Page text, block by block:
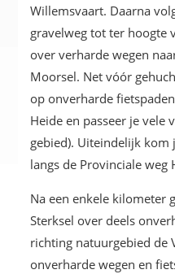
Willemsvaart. Daarna
gravelweg tot ter hoogte
over verharde wegen
Moorsel. Net vóór
op onverharde
Heide en passeer je vele
gebied). Uiteindelijk
langs de Provinciale weg
Na een enkele kilometer
Sterksel over deels
richting natuurgebied de
onverharde wegen en